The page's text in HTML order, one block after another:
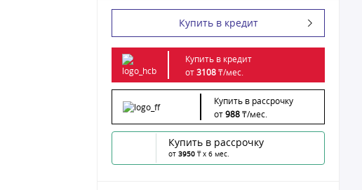
Купить в кредит
Купить в кредит
от3108₸/мес.
Купить в рассрочку
от988₸/мес.
Купить в рассрочку
от 3950 ₸ x 6 мес.